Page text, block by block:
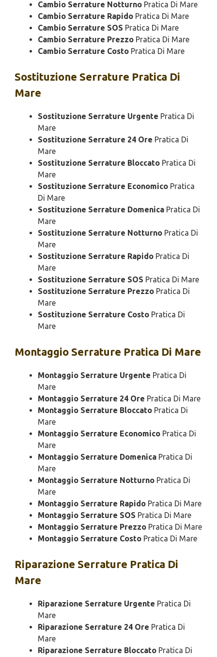
Cambio Serrature Notturno Pratica Di Mare
Cambio Serrature Rapido Pratica Di Mare
Cambio Serrature SOS Pratica Di Mare
Cambio Serrature Prezzo Pratica Di Mare
Cambio Serrature Costo Pratica Di Mare
Sostituzione Serrature Pratica Di
Mare
Sostituzione Serrature Urgente Pratica Di
Mare
Sostituzione Serrature 24 Ore Pratica Di
Mare
Sostituzione Serrature Bloccato Pratica Di
Mare
Sostituzione Serrature Economico Pratica
Di Mare
Sostituzione Serrature Domenica Pratica Di
Mare
Sostituzione Serrature Notturno Pratica Di
Mare
Sostituzione Serrature Rapido Pratica Di
Mare
Sostituzione Serrature SOS Pratica Di Mare
Sostituzione Serrature Prezzo Pratica Di
Mare
Sostituzione Serrature Costo Pratica Di
Mare
Montaggio Serrature Pratica Di Mare
Montaggio Serrature Urgente Pratica Di
Mare
Montaggio Serrature 24 Ore Pratica Di Mare
Montaggio Serrature Bloccato Pratica Di
Mare
Montaggio Serrature Economico Pratica Di
Mare
Montaggio Serrature Domenica Pratica Di
Mare
Montaggio Serrature Notturno Pratica Di
Mare
Montaggio Serrature Rapido Pratica Di Mare
Montaggio Serrature SOS Pratica Di Mare
Montaggio Serrature Prezzo Pratica Di Mare
Montaggio Serrature Costo Pratica Di Mare
Riparazione Serrature Pratica Di
Mare
Riparazione Serrature Urgente Pratica Di
Mare
Riparazione Serrature 24 Ore Pratica Di
Mare
Riparazione Serrature Bloccato Pratica Di